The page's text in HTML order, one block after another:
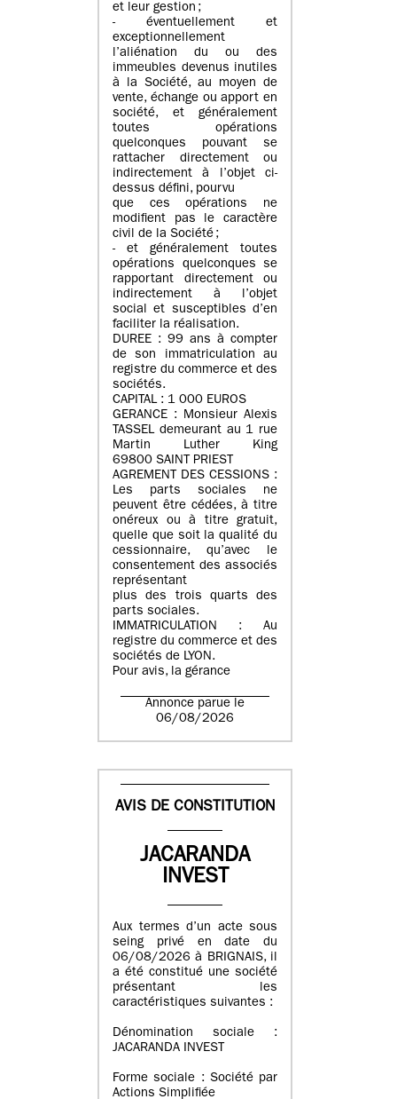
et leur gestion ;
- éventuellement et
exceptionnellement
l’aliénation du ou des
immeubles devenus inutiles
à la Société, au moyen de
vente, échange ou apport en
société, et généralement
toutes opérations
quelconques pouvant se
rattacher directement ou
indirectement à l’objet ci-
dessus défini, pourvu
que ces opérations ne
modifient pas le caractère
civil de la Société ;
- et généralement toutes
opérations quelconques se
rapportant directement ou
indirectement à l’objet
social et susceptibles d’en
faciliter la réalisation.
DUREE : 99 ans à compter
de son immatriculation au
registre du commerce et des
sociétés.
CAPITAL : 1 000 EUROS
GERANCE : Monsieur Alexis
TASSEL demeurant au 1 rue
Martin Luther King
69800 SAINT PRIEST
AGREMENT DES CESSIONS :
Les parts sociales ne
peuvent être cédées, à titre
onéreux ou à titre gratuit,
quelle que soit la qualité du
cessionnaire, qu’avec le
consentement des associés
représentant
plus des trois quarts des
parts sociales.
IMMATRICULATION : Au
registre du commerce et des
sociétés de LYON.
Pour avis, la gérance
Annonce parue le
06/08/2026
AVIS DE CONSTITUTION
JACARANDA
INVEST
Aux termes d’un acte sous
seing privé en date du
06/08/2026 à BRIGNAIS, il
a été constitué une société
présentant les
caractéristiques suivantes :
Dénomination sociale :
JACARANDA INVEST
Forme sociale : Société par
Actions Simplifiée